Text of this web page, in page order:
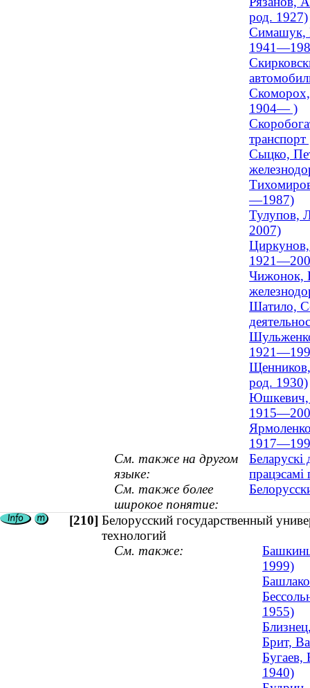
род. 1927)
Симашук,
Скоморох,
1904— )
Сыцко,
—1987)
Тулупов,
2007)
Циркунов,
Чижонок,
Шатило,
Щенников,
род. 1930)
Юшкевич,
См. также на другом
языке:
Беларускі
працэсамі
См. также более
широкое понятие:
[210] Белорусский государственный
технологий
См. также:
1999)
1955)
Брит,
Бугаев,
1940)